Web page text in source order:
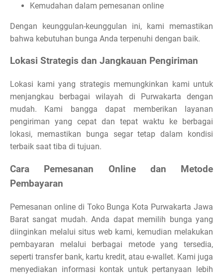
Kemudahan dalam pemesanan online
Dengan keunggulan-keunggulan ini, kami memastikan
bahwa kebutuhan bunga Anda terpenuhi dengan baik.
Lokasi Strategis dan Jangkauan Pengiriman
Lokasi kami yang strategis memungkinkan kami untuk
menjangkau berbagai wilayah di Purwakarta dengan
mudah. Kami bangga dapat memberikan layanan
pengiriman yang cepat dan tepat waktu ke berbagai
lokasi, memastikan bunga segar tetap dalam kondisi
terbaik saat tiba di tujuan.
Cara Pemesanan Online dan Metode
Pembayaran
Pemesanan online di Toko Bunga Kota Purwakarta Jawa
Barat sangat mudah. Anda dapat memilih bunga yang
diinginkan melalui situs web kami, kemudian melakukan
pembayaran melalui berbagai metode yang tersedia,
seperti transfer bank, kartu kredit, atau e-wallet. Kami juga
menyediakan informasi kontak untuk pertanyaan lebih